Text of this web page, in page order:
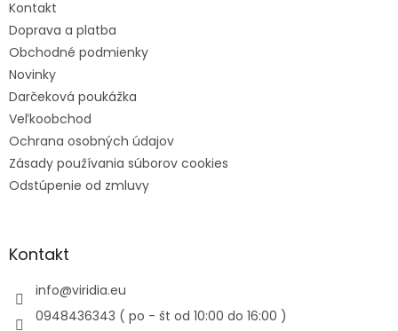
Kontakt
Doprava a platba
Obchodné podmienky
Novinky
Darčeková poukážka
Veľkoobchod
Ochrana osobných údajov
Zásady používania súborov cookies
Odstúpenie od zmluvy
Kontakt
info@viridia.eu
0948436343 ( po - št od 10:00 do 16:00 )